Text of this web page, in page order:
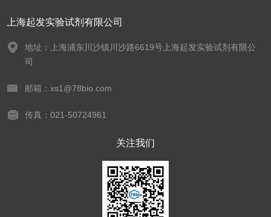
上海起发实验试剂有限公司
地址：上海浦东川沙镇川沙路6619号上海起发实验试剂有限公
司
邮箱：xs1@78bio.com
传真：021-50724961
关注我们